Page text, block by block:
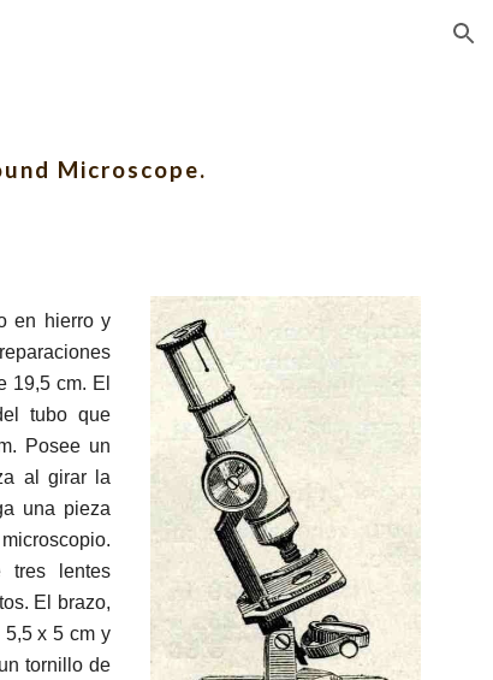
Microscope.
en hierro y
19,5 cm. El
tubo que
Posee un
al girar la
una pieza
tres lentes
El brazo,
x 5 cm y
tornillo de